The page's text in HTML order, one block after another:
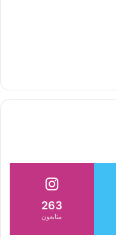
263
متابعون